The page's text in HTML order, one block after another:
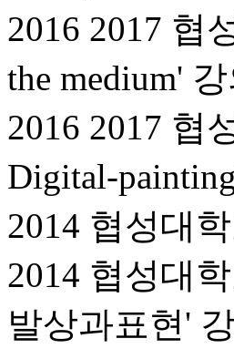
2016 2017 협
the medium' 강
2016 2017 협
Digital-
2014 협성대
2014 협성대
발상과표현'